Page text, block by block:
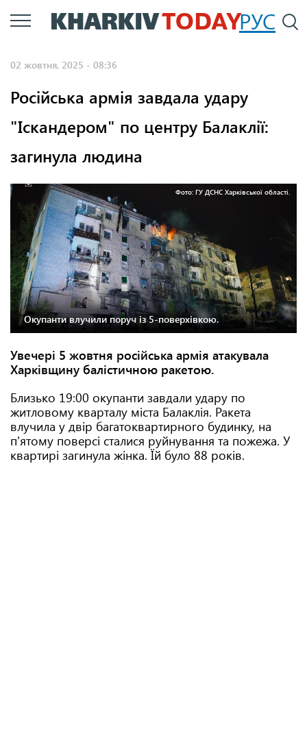
Перейти
до
РУС
02 жовтня, 2025 - 08:36
Російська армія завдала удару
"Іскандером" по центру Балаклії:
загинула людина
Фото: ГУ ДСНС Харківської області.
Окупанти влучили поруч із 5-поверхівкою.
Увечері 5 жовтня російська армія атакувала
Харківщину балістичною ракетою.
Близько 19:00 окупанти завдали удару по
житловому кварталу міста Балаклія. Ракета
влучила у двір багатоквартирного будинку, на
п'ятому поверсі сталися руйнування та пожежа. У
квартирі загинула жінка. Їй було 88 років.